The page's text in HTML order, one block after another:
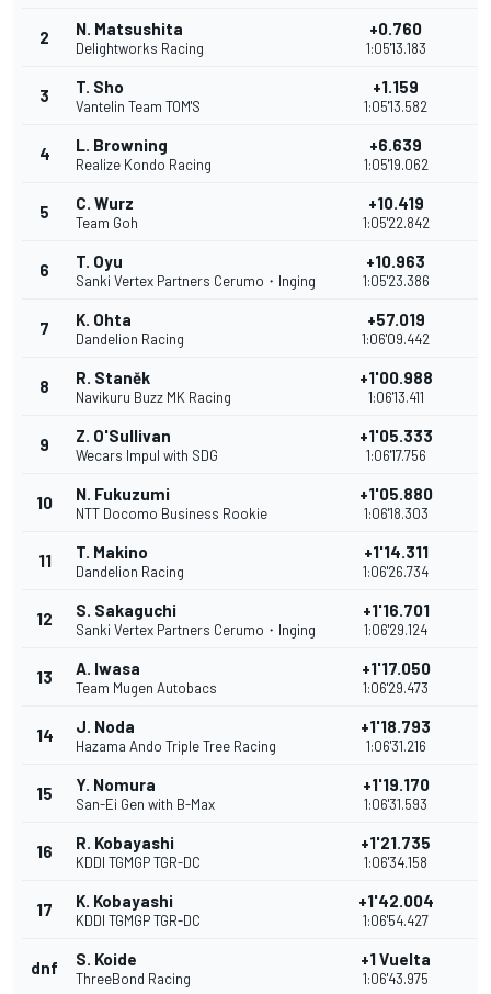
2 N. Matsushita
Delightworks Racing
+0.760
1:05'13.183
3 T. Sho
Vantelin Team TOM'S
+1.159
1:05'13.582
4 L. Browning
Realize Kondo Racing
+6.639
1:05'19.062
5 C. Wurz
Team Goh
+10.419
1:05'22.842
6 T. Oyu
Sanki Vertex Partners Cerumo・Inging
+10.963
1:05'23.386
7 K. Ohta
Dandelion Racing
+57.019
1:06'09.442
8 R. Staněk
Navikuru Buzz MK Racing
+1'00.988
1:06'13.411
9 Z. O'Sullivan
Wecars Impul with SDG
+1'05.333
1:06'17.756
10 N. Fukuzumi
NTT Docomo Business Rookie
+1'05.880
1:06'18.303
11 T. Makino
Dandelion Racing
+1'14.311
1:06'26.734
12 S. Sakaguchi
Sanki Vertex Partners Cerumo・Inging
+1'16.701
1:06'29.124
13 A. Iwasa
Team Mugen Autobacs
+1'17.050
1:06'29.473
14 J. Noda
Hazama Ando Triple Tree Racing
+1'18.793
1:06'31.216
15 Y. Nomura
San-Ei Gen with B-Max
+1'19.170
1:06'31.593
16 R. Kobayashi
KDDI TGMGP TGR-DC
+1'21.735
1:06'34.158
17 K. Kobayashi
KDDI TGMGP TGR-DC
+1'42.004
1:06'54.427
dnf S. Koide
ThreeBond Racing
+1 Vuelta
1:06'43.975